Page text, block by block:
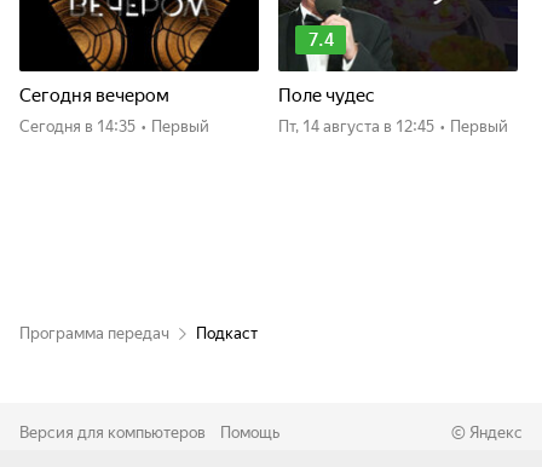
Сегодня вечером
Сегодня в 14:35 • Первый
7.4
Поле чудес
пт, 14 августа в 12:45 • Первый
Программа передач Подкаст
Версия для компьютеров Помощь © Яндекс